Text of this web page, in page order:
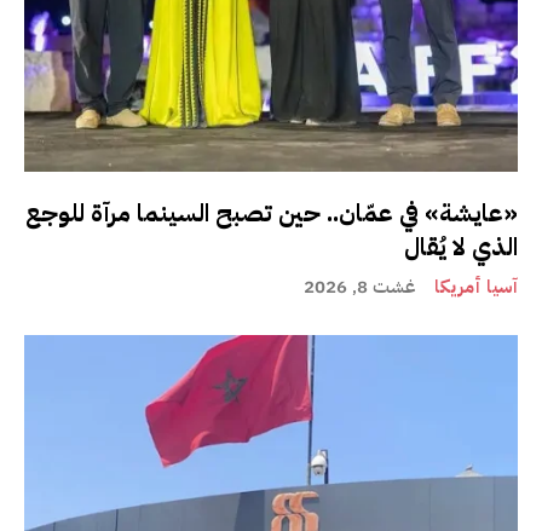
«عايشة» في عمّان.. حين تصبح السينما مرآة للوجع
الذي لا يُقال
آسيا أمريكا غشت 8, 2026